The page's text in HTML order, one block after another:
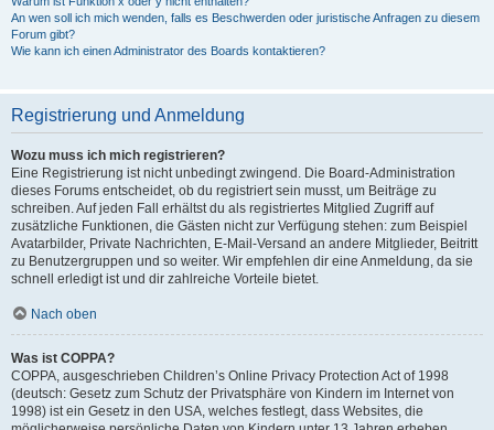
An wen soll ich mich wenden, falls es Beschwerden oder juristische Anfragen zu diesem
Forum gibt?
Wie kann ich einen Administrator des Boards kontaktieren?
Registrierung und Anmeldung
Wozu muss ich mich registrieren?
Eine Registrierung ist nicht unbedingt zwingend. Die Board-Administration
dieses Forums entscheidet, ob du registriert sein musst, um Beiträge zu
schreiben. Auf jeden Fall erhältst du als registriertes Mitglied Zugriff auf
zusätzliche Funktionen, die Gästen nicht zur Verfügung stehen: zum Beispiel
Avatarbilder, Private Nachrichten, E-Mail-Versand an andere Mitglieder, Beitritt
zu Benutzergruppen und so weiter. Wir empfehlen dir eine Anmeldung, da sie
schnell erledigt ist und dir zahlreiche Vorteile bietet.
Nach oben
Was ist COPPA?
COPPA, ausgeschrieben Children’s Online Privacy Protection Act of 1998
(deutsch: Gesetz zum Schutz der Privatsphäre von Kindern im Internet von
1998) ist ein Gesetz in den USA, welches festlegt, dass Websites, die